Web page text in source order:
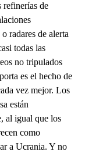
refinerías de
radares de alerta
todas las
no tripulados
es el hecho de
vez mejor. Los
están
al igual que los
como
a Ucrania. Y no